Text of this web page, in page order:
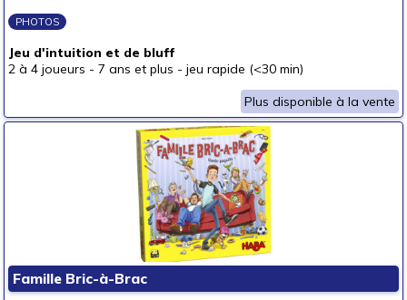
PHOTOS
Jeu d'intuition et de bluff
2 à 4 joueurs - 7 ans et plus - jeu rapide (<30 min)
Plus disponible à la vente
Famille Bric-à-Brac